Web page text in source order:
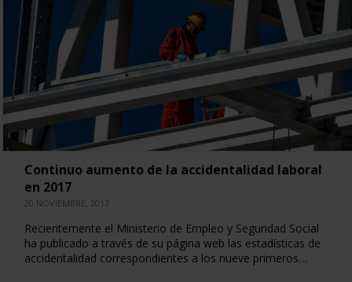
Continuo aumento de la accidentalidad laboral
en 2017
20 NOVIEMBRE, 2017
Recientemente el Ministerio de Empleo y Seguridad Social
ha publicado a través de su página web las estadísticas de
accidentalidad correspondientes a los nueve primeros…